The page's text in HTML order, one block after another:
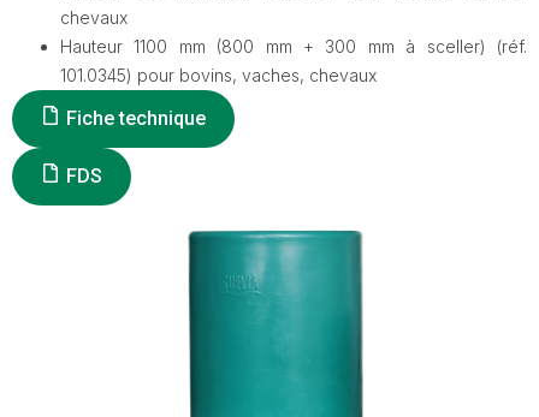
chevaux
Hauteur 1100 mm (800 mm + 300 mm à sceller) (réf.
101.0345) pour bovins, vaches, chevaux
Fiche technique
FDS